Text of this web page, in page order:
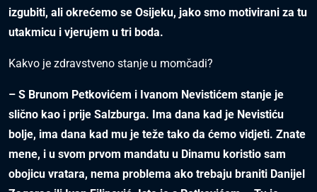
izgubiti, ali okrećemo se Osijeku, jako smo motivirani za tu
utakmicu i vjerujem u tri boda.
Kakvo je zdravstveno stanje u momčadi?
– S Brunom Petkovićem i Ivanom Nevistićem stanje je
slično kao i prije Salzburga. Ima dana kad je Nevistiću
bolje, ima dana kad mu je teže tako da ćemo vidjeti. Znate
mene, i u svom prvom mandatu u Dinamu koristio sam
obojicu vratara, nema problema ako trebaju braniti Danijel